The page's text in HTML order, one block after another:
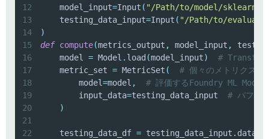
12
    model_input
=Input ( "/Path/to/model/
13
    testing_data_input
=Input ( "/Path/to/
14
)
15
def compute(metrics_output , model_input ,
16
    model
= Model . load (model_input)
#
17
    metric_set
= MetricSet (
# 個々のメトリクス
18
        model
=model ,
# 評価するFoundry ML Model
19
        input_data
=testing_data_input # パフォ
20
)
21
22
    testing_data_df
= testing_data_input .